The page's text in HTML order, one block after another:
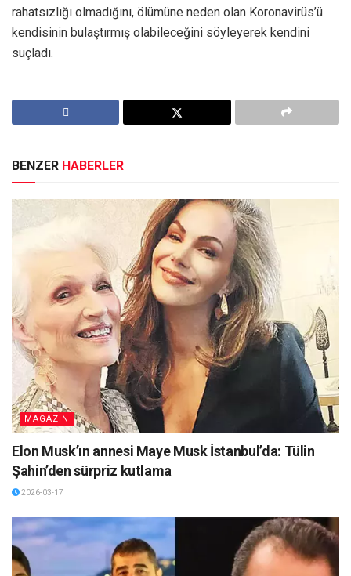
rahatsızlığı olmadığını, ölümüne neden olan Koronavirüs’ü
kendisinin bulaştırmış olabileceğini söyleyerek kendini
suçladı.
BENZER HABERLER
MAGAZİN
Elon Musk’ın annesi Maye Musk İstanbul’da: Tülin
Şahin’den sürpriz kutlama
2026-03-17